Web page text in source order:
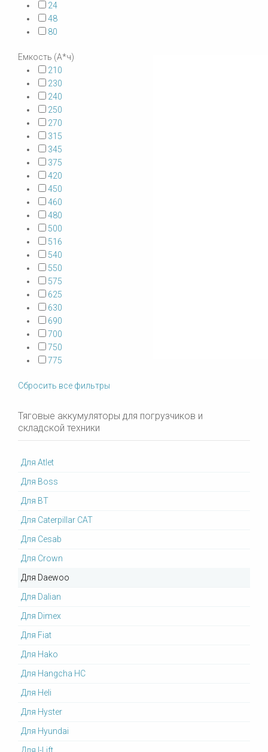
24
48
80
Емкость (А*ч)
210
230
240
250
270
315
345
375
420
450
460
480
500
516
540
550
575
625
630
690
700
750
775
Сбросить все фильтры
Тяговые аккумуляторы для погрузчиков и
складской техники
Для Atlet
Для Boss
Для BT
Для Caterpillar CAT
Для Cesab
Для Crown
Для Daewoo
Для Dalian
Для Dimex
Для Fiat
Для Hako
Для Hangcha HC
Для Heli
Для Hyster
Для Hyundai